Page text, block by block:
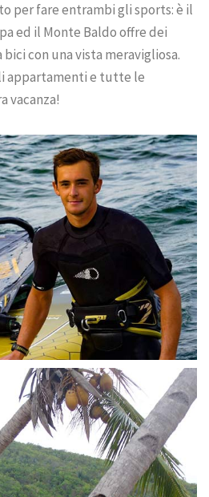
per fare entrambi gli sports: è il
ed il Monte Baldo offre dei
con una vista meravigliosa.
appartamenti e tutte le
vacanza!